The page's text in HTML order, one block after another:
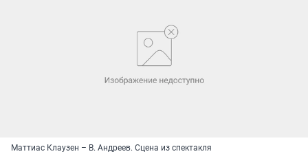
Маттиас Клаузен – В. Андреев. Сцена из спектакля